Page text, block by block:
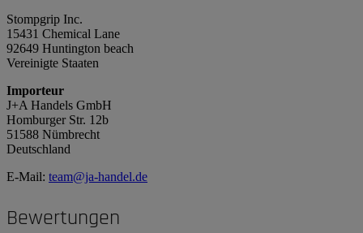
Stompgrip Inc.
15431 Chemical Lane
92649 Huntington beach
Vereinigte Staaten
Importeur
J+A Handels GmbH
Homburger Str. 12b
51588 Nümbrecht
Deutschland
E-Mail: team@ja-handel.de
Bewertungen